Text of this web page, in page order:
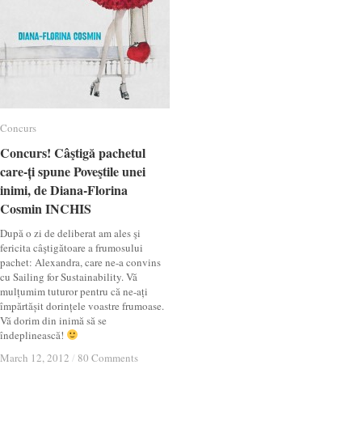
Concurs
Concurs! Câştigă pachetul
care-ți spune Poveştile unei
inimi, de Diana-Florina
Cosmin INCHIS
După o zi de deliberat am ales şi
fericita câştigătoare a frumosului
pachet: Alexandra, care ne-a convins
cu Sailing for Sustainability. Vă
mulțumim tuturor pentru că ne-ați
împărtășit dorințele voastre frumoase.
Vă dorim din inimă să se
îndeplinească!
March 12, 2012 / 80 Comments
Concurs
Concurs! Câştigă pachetul
care-ți spune Poveştile unei
inimi, de Diana-Florina
Cosmin INCHIS
March 12, 2012 / 80 Comments